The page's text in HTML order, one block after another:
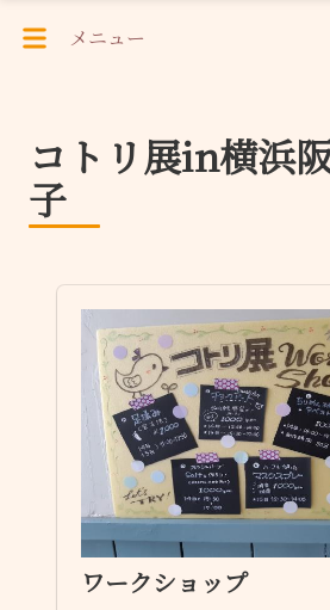
メニュー
コトリ展in横浜
子
ワークショップ